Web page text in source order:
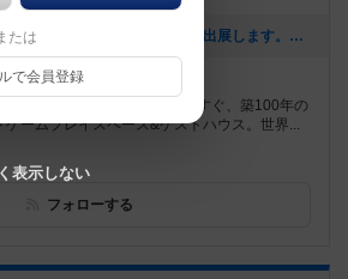
[NEW] 新作「タクタビ」ゲームマーケット2025秋 両日出展します。（2025年08月24日 11時31分）
個
ス50系統「西洞院六条」下車すぐ、築100年の
ームプレイスペース&ゲストハウス。世界...
フォローする
たは
で会員登録
表示しない